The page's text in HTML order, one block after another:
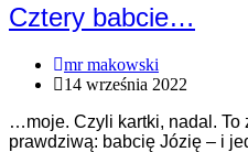
Cztery babcie…
mr makowski
14 września 2022
…moje. Czyli kartki, nadal. To
prawdziwą: babcię Józię – i